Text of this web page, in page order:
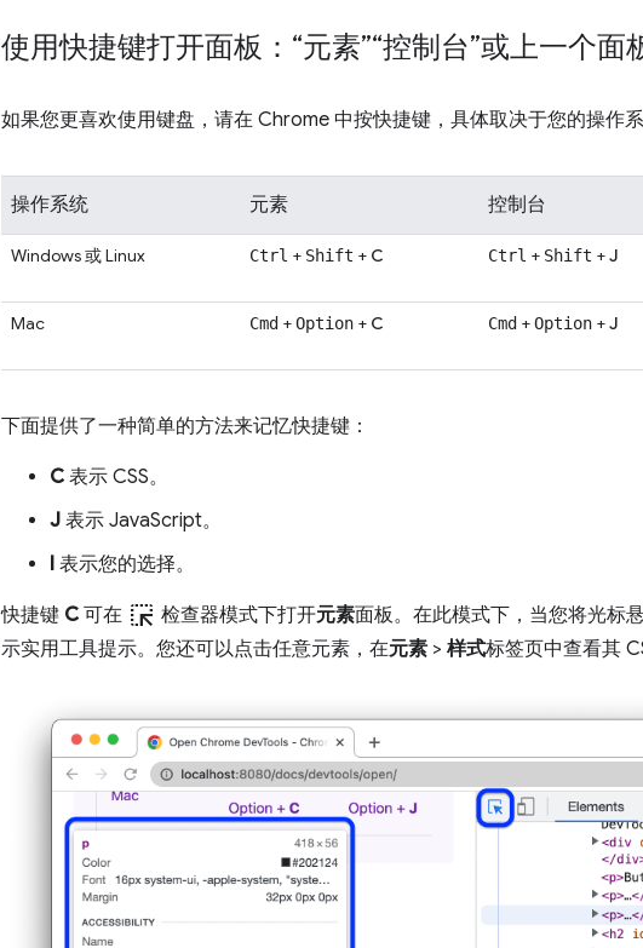
使用快捷键打开面板：“元素”“控制台”或上一个面
如果您更喜欢使用键盘，请在 Chrome 中按快捷键，具体取决于您的操作系
操作系统 元素 控制台
Windows 或 Linux Ctrl + Shift + C Ctrl + Shift +J
Mac
Cmd +Option + C Cmd +Option +J
下面提供了一种简单的方法来记忆快捷键：
C 表示 CSS。
J 表示 JavaScript。
I 表示您的选择。
快捷键 C 可在 ink_selection 检查器模式下打开元素面板。在此模式下，当您将光标
示实用工具提示。您还可以点击任意元素，在元素 > 样式标签页中查看其